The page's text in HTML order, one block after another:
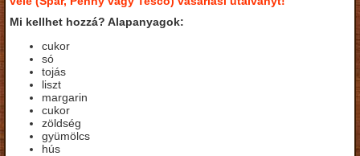
Mi kellhet hozzá? Alapanyagok:
cukor
só
tojás
liszt
margarin
cukor
zöldség
gyümölcs
hús